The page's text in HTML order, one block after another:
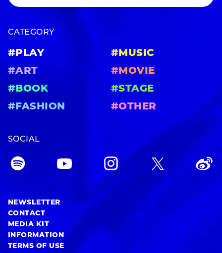
CATEGORY
#PLAY
#MUSIC
#ART
#MOVIE
#BOOK
#STAGE
#FASHION
#OTHER
SOCIAL
NEWSLETTER
CONTACT
MEDIA KIT
INFORMATION
TERMS OF USE